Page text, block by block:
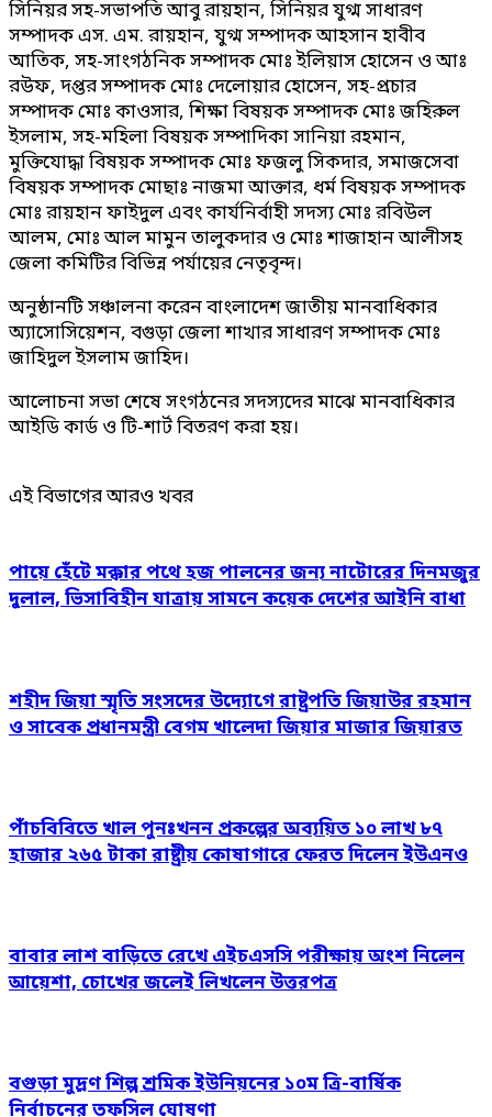
সিনিয়র সহ-সভাপতি আবু রায়হান, সিনিয়র যুগ্ম সাধারণ
সম্পাদক এস. এম. রায়হান, যুগ্ম সম্পাদক আহসান হাবীব
আতিক, সহ-সাংগঠনিক সম্পাদক মোঃ ইলিয়াস হোসেন ও আঃ
রউফ, দপ্তর সম্পাদক মোঃ দেলোয়ার হোসেন, সহ-প্রচার
সম্পাদক মোঃ কাওসার, শিক্ষা বিষয়ক সম্পাদক মোঃ জহিরুল
ইসলাম, সহ-মহিলা বিষয়ক সম্পাদিকা সানিয়া রহমান,
মুক্তিযোদ্ধা বিষয়ক সম্পাদক মোঃ ফজলু সিকদার, সমাজসেবা
বিষয়ক সম্পাদক মোছাঃ নাজমা আক্তার, ধর্ম বিষয়ক সম্পাদক
মোঃ রায়হান ফাইদুল এবং কার্যনির্বাহী সদস্য মোঃ রবিউল
আলম, মোঃ আল মামুন তালুকদার ও মোঃ শাজাহান আলীসহ
জেলা কমিটির বিভিন্ন পর্যায়ের নেতৃবৃন্দ।
অনুষ্ঠানটি সঞ্চালনা করেন বাংলাদেশ জাতীয় মানবাধিকার
অ্যাসোসিয়েশন, বগুড়া জেলা শাখার সাধারণ সম্পাদক মোঃ
জাহিদুল ইসলাম জাহিদ।
আলোচনা সভা শেষে সংগঠনের সদস্যদের মাঝে মানবাধিকার
আইডি কার্ড ও টি-শার্ট বিতরণ করা হয়।
এই বিভাগের আরও খবর
পায়ে হেঁটে মক্কার পথে হজ পালনের জন্য নাটোরের দিনমজুর
দুলাল, ভিসাবিহীন যাত্রায় সামনে কয়েক দেশের আইনি বাধা
শহীদ জিয়া স্মৃতি সংসদের উদ্যোগে রাষ্ট্রপতি জিয়াউর রহমান
ও সাবেক প্রধানমন্ত্রী বেগম খালেদা জিয়ার মাজার জিয়ারত
পাঁচবিবিতে খাল পুনঃখনন প্রকল্পের অব্যয়িত ১০ লাখ ৮৭
হাজার ২৬৫ টাকা রাষ্ট্রীয় কোষাগারে ফেরত দিলেন ইউএনও
বাবার লাশ বাড়িতে রেখে এইচএসসি পরীক্ষায় অংশ নিলেন
আয়েশা, চোখের জলেই লিখলেন উত্তরপত্র
বগুড়া মুদ্রণ শিল্প শ্রমিক ইউনিয়নের ১০ম ত্রি-বার্ষিক
নির্বাচনের তফসিল ঘোষণা